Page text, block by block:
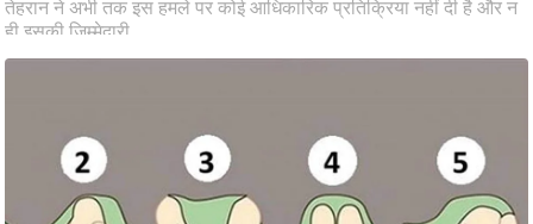
मि
स्तं